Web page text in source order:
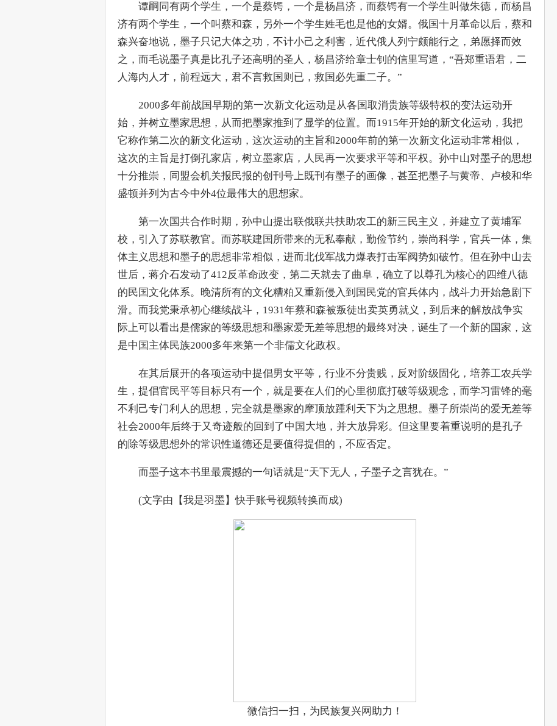
谭嗣同有两个学生，一个是蔡锷，一个是杨昌济，而蔡锷有一个学生叫做朱德，而杨昌
济有两个学生，一个叫蔡和森，另外一个学生姓毛也是他的女婿。俄国十月革命以后，蔡和
森兴奋地说，墨子只记大体之功，不计小己之利害，近代俄人列宁颇能行之，弟愿择而效
之，而毛说墨子真是比孔子还高明的圣人，杨昌济给章士钊的信里写道，“吾郑重语君，二
人海内人才，前程远大，君不言救国则已，救国必先重二子。”
2000多年前战国早期的第一次新文化运动是从各国取消贵族等级特权的变法运动开
始，并树立墨家思想，从而把墨家推到了显学的位置。而1915年开始的新文化运动，我把
它称作第二次的新文化运动，这次运动的主旨和2000年前的第一次新文化运动非常相似，
这次的主旨是打倒孔家店，树立墨家店，人民再一次要求平等和平权。孙中山对墨子的思想
十分推崇，同盟会机关报民报的创刊号上既刊有墨子的画像，甚至把墨子与黄帝、卢梭和华
盛顿并列为古今中外4位最伟大的思想家。
第一次国共合作时期，孙中山提出联俄联共扶助农工的新三民主义，并建立了黄埔军
校，引入了苏联教官。而苏联建国所带来的无私奉献，勤俭节约，崇尚科学，官兵一体，集
体主义思想和墨子的思想非常相似，进而北伐军战力爆表打击军阀势如破竹。但在孙中山去
世后，蒋介石发动了412反革命政变，第二天就去了曲阜，确立了以尊孔为核心的四维八德
的民国文化体系。晚清所有的文化糟粕又重新侵入到国民党的官兵体内，战斗力开始急剧下
滑。而我党秉承初心继续战斗，1931年蔡和森被叛徒出卖英勇就义，到后来的解放战争实
际上可以看出是儒家的等级思想和墨家爱无差等思想的最终对决，诞生了一个新的国家，这
是中国主体民族2000多年来第一个非儒文化政权。
在其后展开的各项运动中提倡男女平等，行业不分贵贱，反对阶级固化，培养工农兵学
生，提倡官民平等目标只有一个，就是要在人们的心里彻底打破等级观念，而学习雷锋的毫
不利己专门利人的思想，完全就是墨家的摩顶放踵利天下为之思想。墨子所崇尚的爱无差等
社会2000年后终于又奇迹般的回到了中国大地，并大放异彩。但这里要着重说明的是孔子
的除等级思想外的常识性道德还是要值得提倡的，不应否定。
而墨子这本书里最震撼的一句话就是“天下无人，子墨子之言犹在。”
(文字由【我是羽墨】快手账号视频转换而成)
微信扫一扫，为民族复兴网助力！